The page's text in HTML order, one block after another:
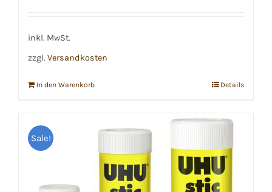
inkl. MwSt.
zzgl. Versandkosten
In den Warenkorb Details
Sale!